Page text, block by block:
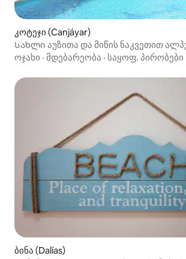
კოტეჯი (Canjáyar)
Სახლი აუზითა და მიწის ნაკვეთით
ოჯახი · მდებარეობა · საყოფ. პირობები
ბინა (Dalías)